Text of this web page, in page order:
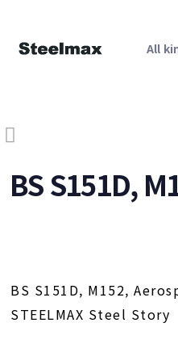
All
BS S151D,
BS S151D, M152,
STEELMAX Steel Story